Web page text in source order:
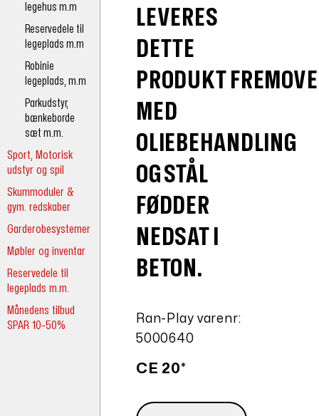
legehus m.m
Reservedele til
legeplads m.m
Robinie
legeplads, m.m
Parkudstyr,
bænkeborde
sæt m.m.
Sport, Motorisk
udstyr og spil
Skummoduler &
gym. redskaber
Garderobesystemer
Møbler og inventar
Reservedele til
legeplads m.m.
Månedens tilbud
SPAR 10-50%
LEVERES
DETTE
PRODUKT
MED
OLIEBEHANDLING
OG STÅL
FØDDER
NEDSAT I
BETON.
Ran-Play varenr:
5000640
CE 20*